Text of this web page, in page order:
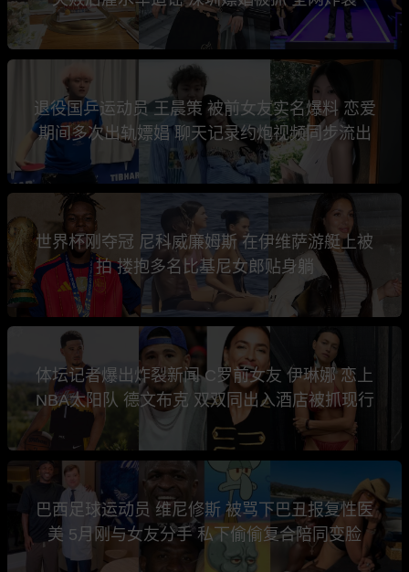
退役国乒运动员 王晨策 被前女友实名爆料 恋爱
期间多次出轨嫖娼 聊天记录约炮视频同步流出
世界杯刚夺冠 尼科威廉姆斯 在伊维萨游艇上被
拍 搂抱多名比基尼女郎贴身躺
体坛记者爆出炸裂新闻 C罗前女友 伊琳娜 恋上
NBA太阳队 德文布克 双双同出入酒店被抓现行
巴西足球运动员 维尼修斯 被骂下巴丑报复性医
美 5月刚与女友分手 私下偷偷复合陪同变脸